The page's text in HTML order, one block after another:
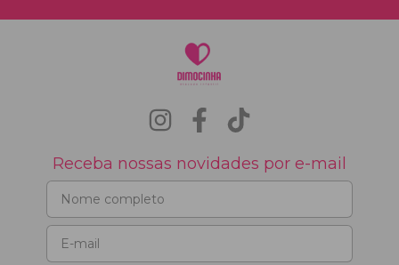
Receba nossas novidades por e-mail